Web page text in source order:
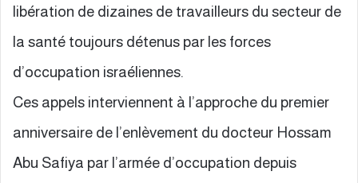
libération de dizaines de travailleurs du secteur de
la santé toujours détenus par les forces
d’occupation israéliennes.
Ces appels interviennent à l’approche du premier
anniversaire de l’enlèvement du docteur Hossam
Abu Safiya par l’armée d’occupation depuis